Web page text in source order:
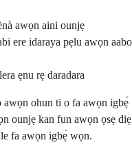
awọn aini ounjẹ
ere idaraya pẹlu awọn aabo
ẹnu rẹ daradara
awọn ohun ti o fa awọn igbẹ́
ounjẹ kan fun awọn ọsẹ diẹ
fa awọn igbẹ́ wọn.